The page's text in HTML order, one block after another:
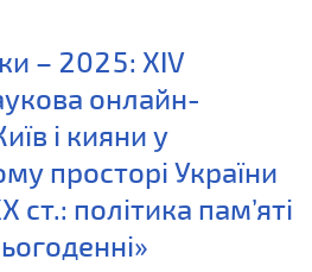
– 2025: XIV
онлайн-
і кияни у
просторі України
ст.: політика пам’яті